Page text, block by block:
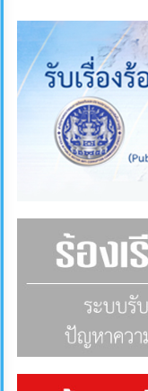
การ
ดำเนิน
การ
เพื่อ
ป้องกัน
มาตรการ
ภายใน
ป้องกัน
ITA